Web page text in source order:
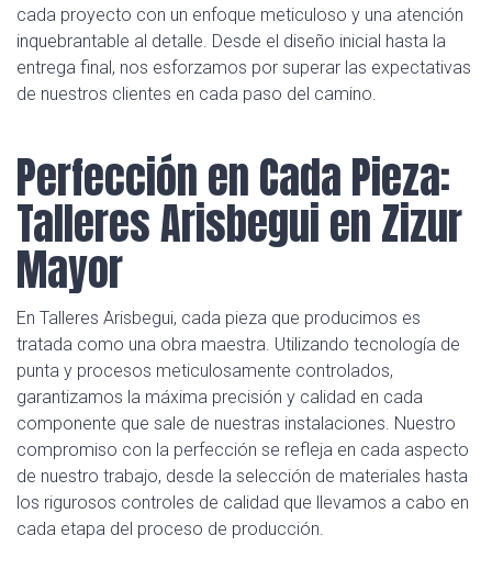
cada proyecto con un enfoque meticuloso y una atención
inquebrantable al detalle. Desde el diseño inicial hasta la
entrega final, nos esforzamos por superar las expectativas
de nuestros clientes en cada paso del camino.
Perfección en Cada Pieza:
Talleres Arisbegui en Zizur
Mayor
En Talleres Arisbegui, cada pieza que producimos es
tratada como una obra maestra. Utilizando tecnología de
punta y procesos meticulosamente controlados,
garantizamos la máxima precisión y calidad en cada
componente que sale de nuestras instalaciones. Nuestro
compromiso con la perfección se refleja en cada aspecto
de nuestro trabajo, desde la selección de materiales hasta
los rigurosos controles de calidad que llevamos a cabo en
cada etapa del proceso de producción.